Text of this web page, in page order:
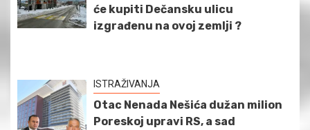
će kupiti Dečansku ulicu
izgrađenu na ovoj zemlji ?
ISTRAŽIVANJA
Otac Nenada Nešića dužan milion
Poreskoj upravi RS, a sad